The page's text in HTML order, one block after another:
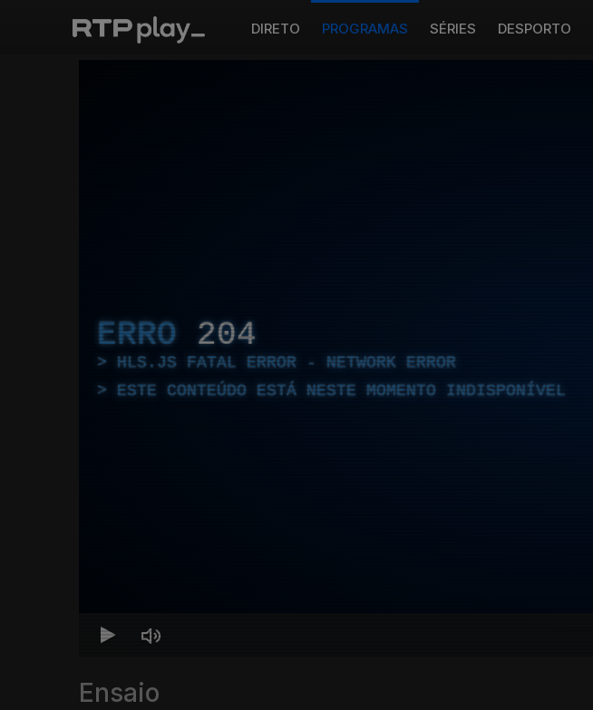
DIRETO PROGRAMAS SÉRIES DESPORTO
ERRO 204
HLS.JS FATAL ERROR - NETWORK ERROR
ESTE CONTEÚDO ESTÁ NESTE MOMENTO INDISPONÍVEL
Ensaio